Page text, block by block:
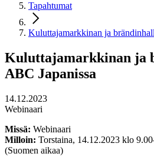
Tapahtumat
Kuluttajamarkkinan ja
Kuluttajamarkkinan ja
ABC Japanissa
14.12.2023
Webinaari
Missä: Webinaari
Milloin: Torstaina, 14.12.2023 klo
(Suomen aikaa)